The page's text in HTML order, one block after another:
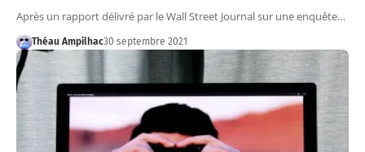
Après un rapport délivré par le Wall Street Journal sur une enquête…
Théau Ampilhac30 septembre 2021